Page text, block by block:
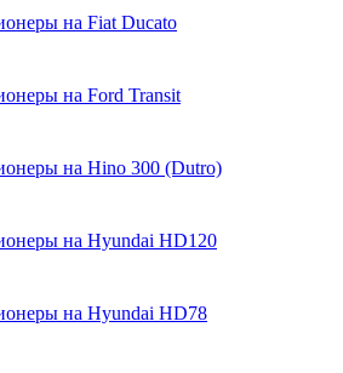
на Fiat Ducato
на Ford Transit
на Hino 300 (Dutro)
на Hyundai HD120
на Hyundai HD78